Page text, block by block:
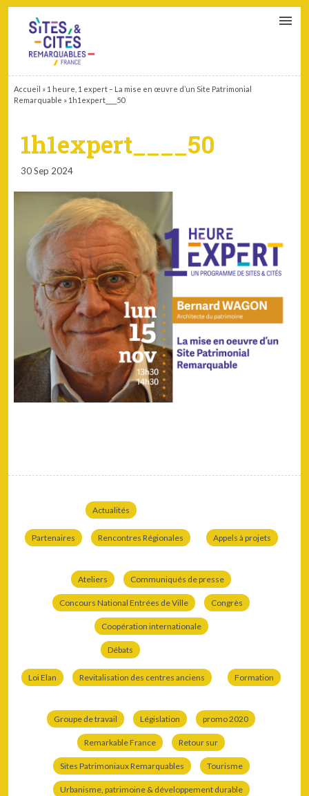
Accueil » 1 heure, 1 expert – La mise en œuvre d’un Site Patrimonial
Remarquable » 1h1expert____50
1h1expert____50
30 Sep 2024
Actualités
Partenaires Rencontres Régionales Appels à projets
Ateliers Communiqués de presse
Concours National Entrées de Ville Congrès
Coopération internationale
Débats
Loi Elan Revitalisation des centres anciens Formation
Groupe de travail Législation promo 2020
Remarkable France Retour sur
Sites Patrimoniaux Remarquables Tourisme
Urbanisme, patrimoine & développement durable